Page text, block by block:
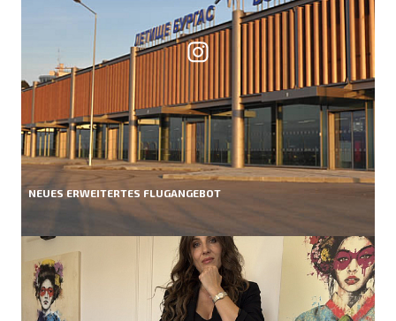
NEUES ERWEITERTES FLUGANGEBOT